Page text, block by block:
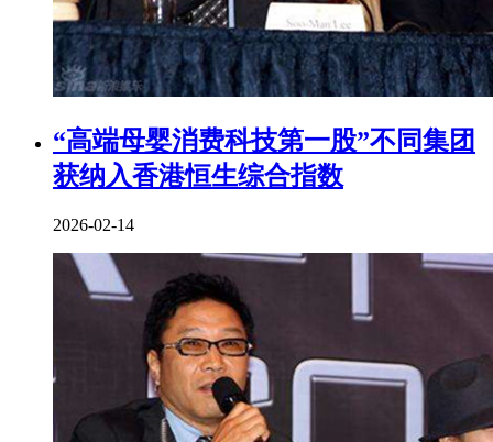
“高端母婴消费科技第一股”不同集团
获纳入香港恒生综合指数
2026-02-14